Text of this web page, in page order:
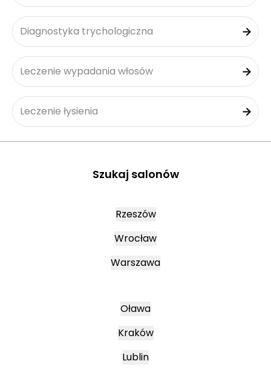
Diagnostyka trychologiczna
Leczenie wypadania włosów
Leczenie łysienia
Szukaj salonów
Rzeszów
Wrocław
Warszawa
Oława
Kraków
Lublin